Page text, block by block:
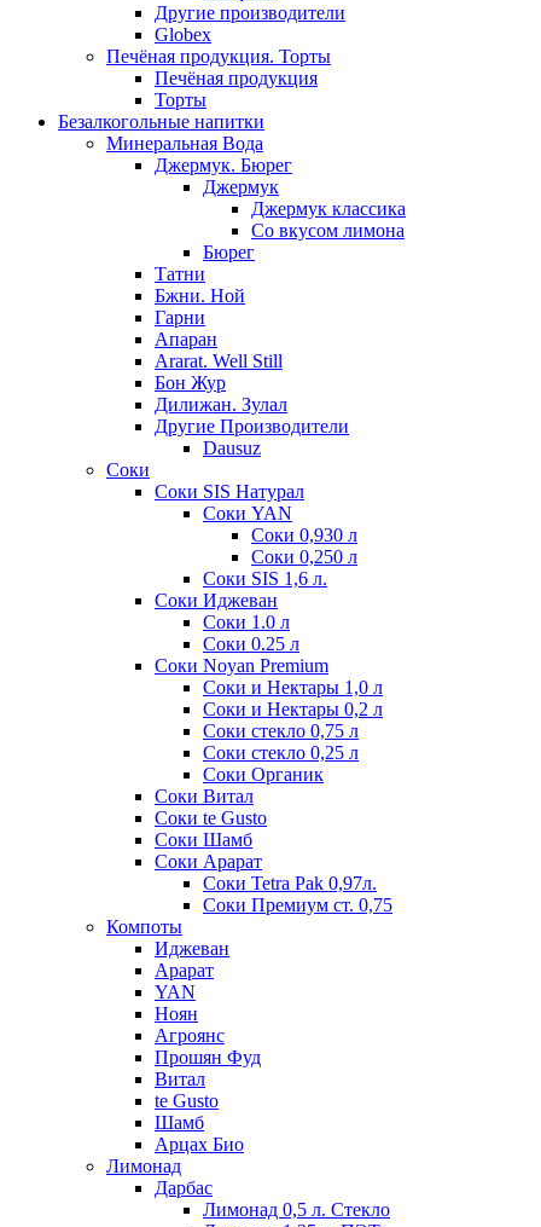
Другие производители
Globex
Печёная продукция. Торты
Печёная продукция
Торты
Безалкогольные напитки
Минеральная Вода
Джермук. Бюрег
Джермук
Джермук классика
Со вкусом лимона
Бюрег
Татни
Бжни. Ной
Гарни
Апаран
Ararat. Well Still
Бон Жур
Дилижан. Зулал
Другие Производители
Dausuz
Соки
Соки SIS Натурал
Соки YAN
Соки 0,930 л
Соки 0,250 л
Соки SIS 1,6 л.
Соки Иджеван
Соки 1.0 л
Соки 0.25 л
Соки Noyan Premium
Соки и Нектары 1,0 л
Соки и Нектары 0,2 л
Соки стекло 0,75 л
Соки стекло 0,25 л
Соки Органик
Соки Витал
Соки te Gusto
Соки Шамб
Соки Арарат
Соки Tetra Pak 0,97л.
Соки Премиум ст. 0,75
Компоты
Иджеван
Арарат
YAN
Ноян
Агроянс
Прошян Фуд
Витал
te Gusto
Шамб
Арцах Био
Лимонад
Дарбас
Лимонад 0,5 л. Стекло